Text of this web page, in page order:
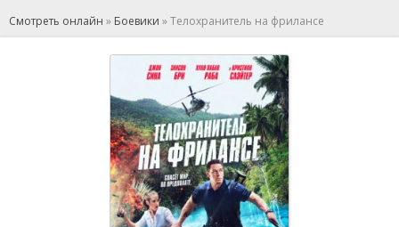
Смотреть онлайн » Боевики » Телохранитель на фрилансе